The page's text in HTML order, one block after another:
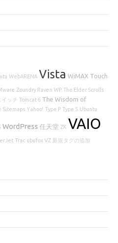
WebARENA Vista WiMAX Touch
Zoundry Raven WP The Elder Scrolls
イッチ Tomcat 6 The Wisdom of
Sitemaps Yahoo! Type P Type S Ubuntu
WordPress 任天堂 ZK VAIO
Trac ubufox VZ 新規タグの追加